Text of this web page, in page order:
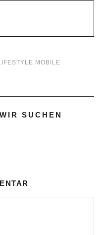
MOBILE
WIR SUCHEN